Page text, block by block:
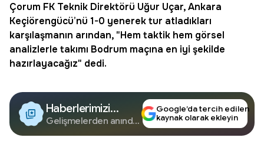
Çorum FK Teknik Direktörü Uğur Uçar,Ankara
Keçiörengücü’nü 1-0 yenerek tur atladıkları
karşılaşmanın arından, "Hem taktik hem görsel
analizlerle takımı Bodrum maçına en iyi şekilde
hazırlayacağız" dedi.
Haberlerimizi
Google'da Takip
Edin
Gelişmelerden anında
Google’da tercih edilen
kaynak olarak ekleyin